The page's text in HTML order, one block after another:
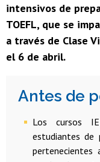
intensivos de
TOEFL, que se
a través de Clase
el 6 de abril.
Antes de
Los cursos
estudiantes de
pertenecientes